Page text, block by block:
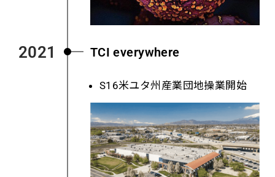
2021 TCI everywhere
S16米ユタ州産業団地操業開始